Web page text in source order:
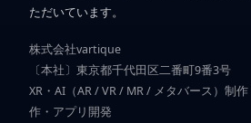
ただいています。
株式会社vartique
〔本社〕東京都千代田区二番町9番3号
XR・AI（AR / VR / MR / メタバース）制
作・アプリ開発